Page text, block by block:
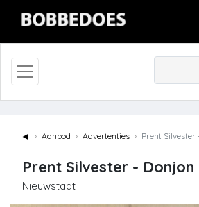
◄ Aanbod Advertenties Prent Silvester
Prent Silvester - Donjon
Nieuwstaat